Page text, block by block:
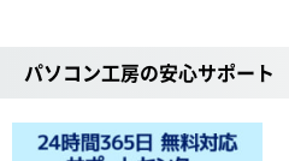
パソコン工房の安心サポート